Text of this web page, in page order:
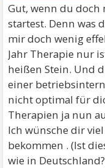
Gut, wenn du doch
startest. Denn was
mir doch wenig
Jahr Therapie nur
heißen Stein. Und
einer
nicht optimal für
Therapien ja nun
Ich wünsche dir
bekommen . (Ist
wie in